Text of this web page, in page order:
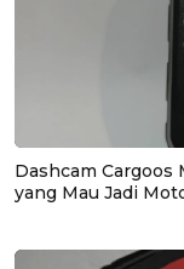
Dashcam Cargoos
yang Mau Jadi